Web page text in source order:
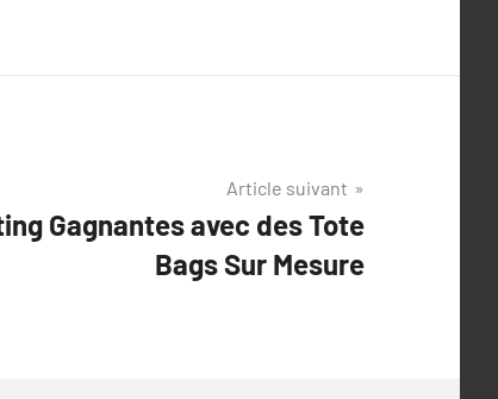
Article suivant
Gagnantes avec des Tote
Bags Sur Mesure